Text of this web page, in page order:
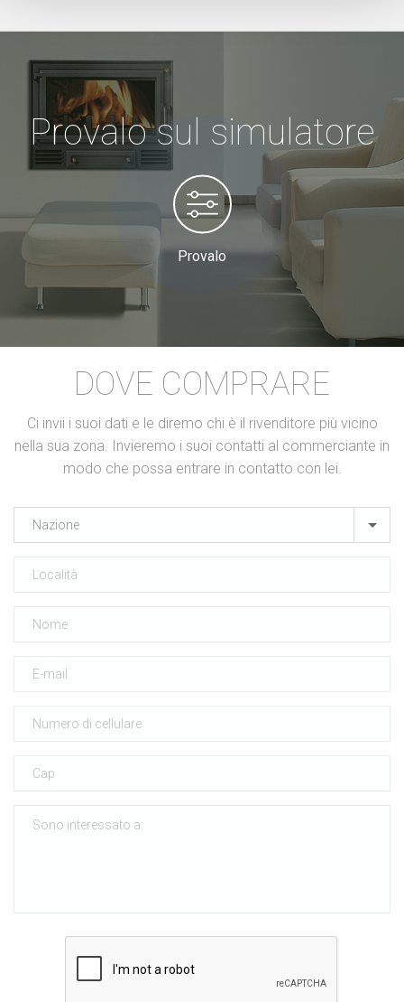
Provalo sul simulatore
Provalo
DOVE COMPRARE
Ci invii i suoi dati e le diremo chi è il rivenditore più vicino
nella sua zona. Invieremo i suoi contatti al commerciante in
modo che possa entrare in contatto con lei.
Nazione